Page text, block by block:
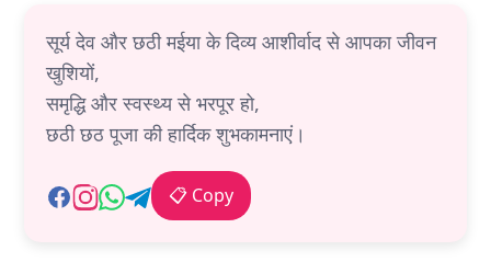
सूर्य देव और छठी मईया के दिव्य आशीर्वाद से आपका जीवन
खुशियों,
समृद्धि और स्वस्थ्य से भरपूर हो,
छठी छठ पूजा की हार्दिक शुभकामनाएं।
📋 Copy